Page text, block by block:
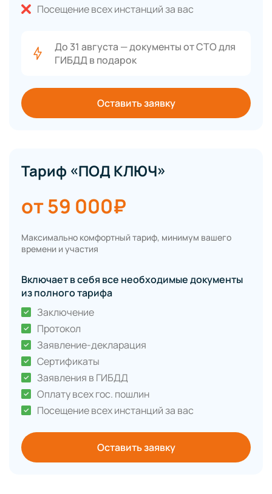
Посещение всех инстанций за вас
До 31 августа — документы от СТО для
ГИБДД в подарок
Оставить заявку
Тариф «ПОД КЛЮЧ»
от 59 000₽
Максимально комфортный тариф, минимум вашего
времени и участия
Включает в себя все необходимые документы
из полного тарифа
Заключение
Протокол
Заявление-декларация
Сертификаты
Заявления в ГИБДД
Оплату всех гос. пошлин
Посещение всех инстанций за вас
Оставить заявку